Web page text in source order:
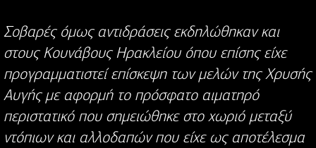
Σοβαρές όμως αντιδράσεις εκδηλώθηκαν και
στους Κουνάβους Ηρακλείου όπου επίσης είχε
προγραμματιστεί επίσκεψη των μελών της Χρυσής
Αυγής με αφορμή το πρόσφατο αιματηρό
περιστατικό που σημειώθηκε στο χωριό μεταξύ
ντόπιων και αλλοδαπών που είχε ως αποτέλεσμα